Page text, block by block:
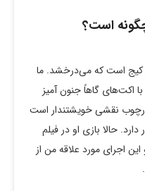
است؟
کیج است که می‌درخشد. ما
اکت‌های گاهاً جنون آمیز
نقشی خویشتندار است
حالا بازی او در فیلم
اجرای مورد علاقه من از